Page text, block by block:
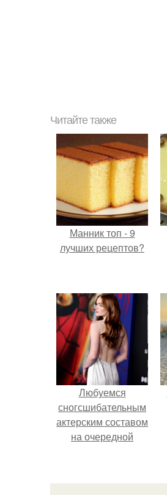
Читайте также
Манник топ - 9
лучших рецептов?
Любуемся
сногсшибательным
актерским составом
на очередной